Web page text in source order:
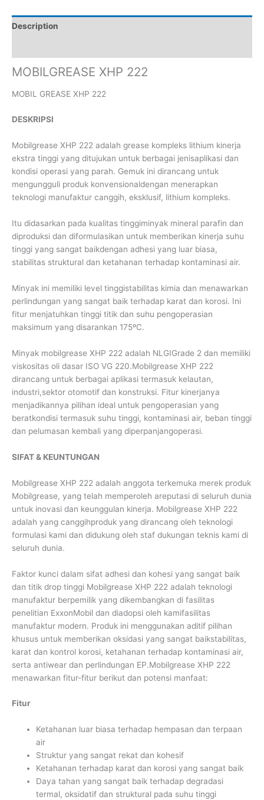
Description
MOBILGREASE XHP 222
MOBIL GREASE XHP 222
DESKRIPSI
Mobilgrease XHP 222 adalah grease kompleks lithium kinerja
ekstra tinggi yang ditujukan untuk berbagai jenisaplikasi dan
kondisi operasi yang parah. Gemuk ini dirancang untuk
mengungguli produk konvensionaldengan menerapkan
teknologi manufaktur canggih, eksklusif, lithium kompleks.
Itu didasarkan pada kualitas tinggiminyak mineral parafin dan
diproduksi dan diformulasikan untuk memberikan kinerja suhu
tinggi yang sangat baikdengan adhesi yang luar biasa,
stabilitas struktural dan ketahanan terhadap kontaminasi air.
Minyak ini memiliki level tinggistabilitas kimia dan menawarkan
perlindungan yang sangat baik terhadap karat dan korosi. Ini
fitur menjatuhkan tinggi titik dan suhu pengoperasian
maksimum yang disarankan 175ºC.
Minyak mobilgrease XHP 222 adalah NLGIGrade 2 dan memiliki
viskositas oli dasar ISO VG 220.Mobilgrease XHP 222
dirancang untuk berbagai aplikasi termasuk kelautan,
industri,sektor otomotif dan konstruksi. Fitur kinerjanya
menjadikannya pilihan ideal untuk pengoperasian yang
beratkondisi termasuk suhu tinggi, kontaminasi air, beban tinggi
dan pelumasan kembali yang diperpanjangoperasi.
SIFAT & KEUNTUNGAN
Mobilgrease XHP 222 adalah anggota terkemuka merek produk
Mobilgrease, yang telah memperoleh areputasi di seluruh dunia
untuk inovasi dan keunggulan kinerja. Mobilgrease XHP 222
adalah yang canggihproduk yang dirancang oleh teknologi
formulasi kami dan didukung oleh staf dukungan teknis kami di
seluruh dunia.
Faktor kunci dalam sifat adhesi dan kohesi yang sangat baik
dan titik drop tinggi Mobilgrease XHP 222 adalah teknologi
manufaktur berpemilik yang dikembangkan di fasilitas
penelitian ExxonMobil dan diadopsi oleh kamifasilitas
manufaktur modern. Produk ini menggunakan aditif pilihan
khusus untuk memberikan oksidasi yang sangat baikstabilitas,
karat dan kontrol korosi, ketahanan terhadap kontaminasi air,
serta antiwear dan perlindungan EP.Mobilgrease XHP 222
menawarkan fitur-fitur berikut dan potensi manfaat:
Fitur
Ketahanan luar biasa terhadap hempasan dan terpaan
air
Struktur yang sangat rekat dan kohesif
Ketahanan terhadap karat dan korosi yang sangat baik
Daya tahan yang sangat baik terhadap degradasi
termal, oksidatif dan struktural pada suhu tinggi